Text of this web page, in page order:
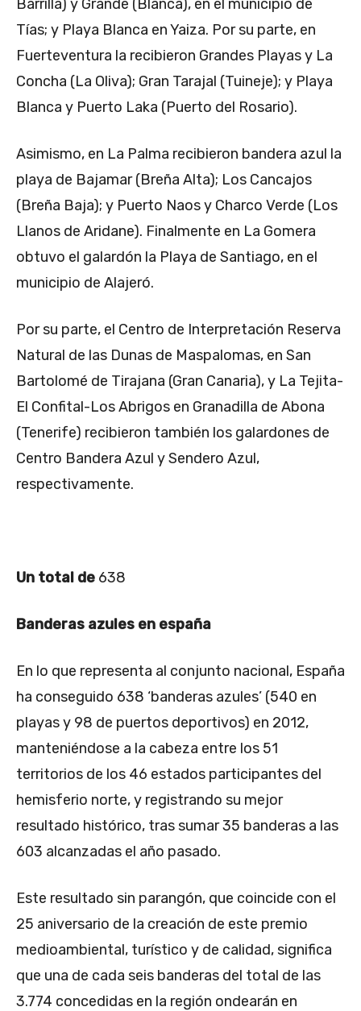
Barrilla) y Grande (Blanca), en el municipio de
Tías; y Playa Blanca en Yaiza. Por su parte, en
Fuerteventura la recibieron Grandes Playas y La
Concha (La Oliva); Gran Tarajal (Tuineje); y Playa
Blanca y Puerto Laka (Puerto del Rosario).
Asimismo, en La Palma recibieron bandera azul la
playa de Bajamar (Breña Alta); Los Cancajos
(Breña Baja); y Puerto Naos y Charco Verde (Los
Llanos de Aridane). Finalmente en La Gomera
obtuvo el galardón la Playa de Santiago, en el
municipio de Alajeró.
Por su parte, el Centro de Interpretación Reserva
Natural de las Dunas de Maspalomas, en San
Bartolomé de Tirajana (Gran Canaria), y La Tejita-
El Confital-Los Abrigos en Granadilla de Abona
(Tenerife) recibieron también los galardones de
Centro Bandera Azul y Sendero Azul,
respectivamente.
Un total de 638
Banderas azules en españa
En lo que representa al conjunto nacional, España
ha conseguido 638 ‘banderas azules’ (540 en
playas y 98 de puertos deportivos) en 2012,
manteniéndose a la cabeza entre los 51
territorios de los 46 estados participantes del
hemisferio norte, y registrando su mejor
resultado histórico, tras sumar 35 banderas a las
603 alcanzadas el año pasado.
Este resultado sin parangón, que coincide con el
25 aniversario de la creación de este premio
medioambiental, turístico y de calidad, significa
que una de cada seis banderas del total de las
3.774 concedidas en la región ondearán en